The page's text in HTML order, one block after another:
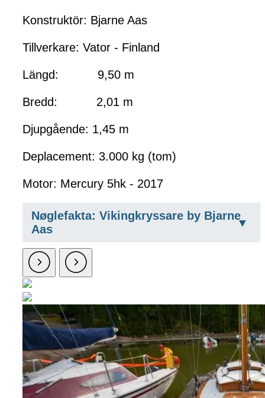
Konstruktör: Bjarne Aas
Tillverkare: Vator - Finland
Längd: 9,50 m
Bredd: 2,01 m
Djupgående: 1,45 m
Deplacement: 3.000 kg (tom)
Motor: Mercury 5hk - 2017
Nøglefakta: Vikingkryssare by Bjarne
Aas